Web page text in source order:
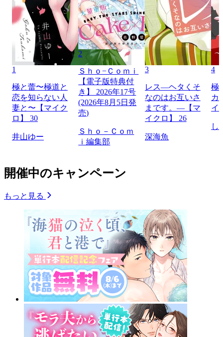
1
極と蕾〜極道と
恋を知らない人
妻と〜【マイク
ロ】 30
井山ゆー
2
Ｓｈｏ−Ｃｏｍｉ
【電子版特典付
き】 2026年17号
(2026年8月5日発
売)
Ｓｈｏ－Ｃｏｍ
ｉ編集部
3
レス―ヘタくそ
なのはお互いさ
まです。―【マ
イクロ】 26
深海魚
4
極
カ
イ
し
開催中のキャンペーン
もっと見る